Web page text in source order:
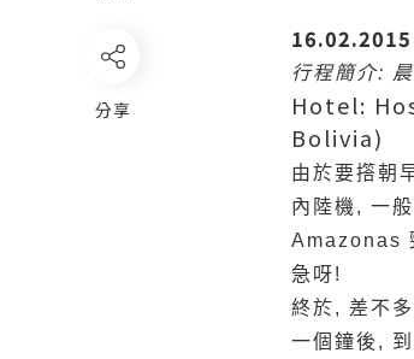
分享
16.02.2015
行程簡介:
Hotel:
Bolivia)
由於要撘朝
內陸機, 一
Amazonas
急呀!
終於, 差不
一個鐘後,